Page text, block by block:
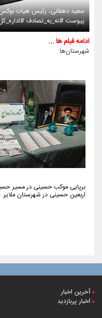
سعید دهقانی، رئیس هیات
پیوست #نه_به_تصادف
ادامه فیلم ها ...
شهرستان‌ها
برپایی موکب حسینی در مسیر
اربعین حسینی در شهرستان ملایر
آخرین اخبار
اخبار پربازدید